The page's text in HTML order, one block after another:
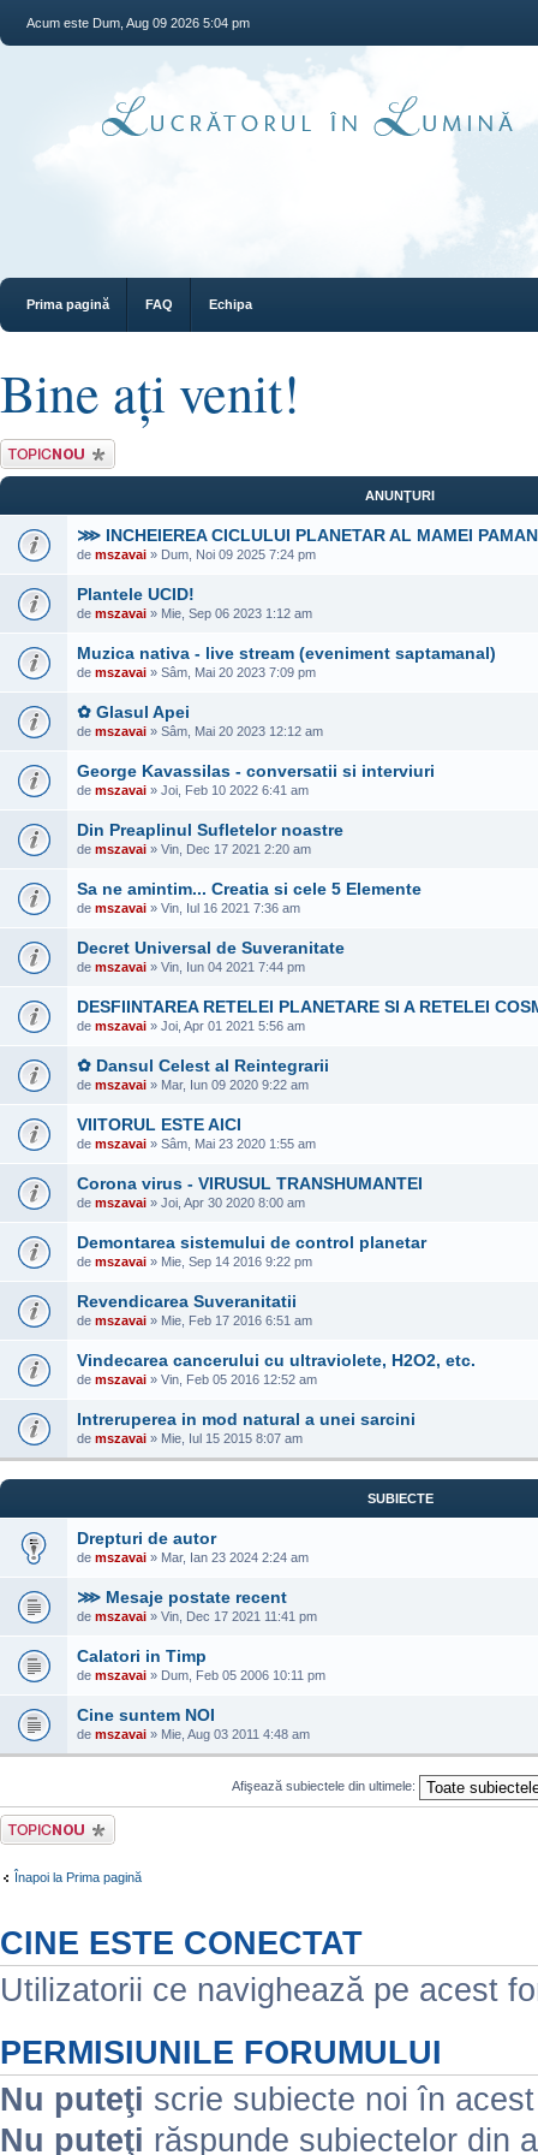
Acum este Dum, Aug 09 2026 5:04 pm
Prima pagină FAQ Echipa
Bine ați venit!
Scrie un subiect
nou
ANUNŢURI
⋙ INCHEIEREA CICLULUI PLANETAR AL MAMEI
de mszavai » Dum, Noi 09 2025 7:24 pm
Plantele UCID!
de mszavai » Mie, Sep 06 2023 1:12 am
Muzica nativa - live stream (eveniment saptamanal)
de mszavai » Sâm, Mai 20 2023 7:09 pm
✿ Glasul Apei
de mszavai » Sâm, Mai 20 2023 12:12 am
George Kavassilas - conversatii si interviuri
de mszavai » Joi, Feb 10 2022 6:41 am
Din Preaplinul Sufletelor noastre
de mszavai » Vin, Dec 17 2021 2:20 am
Sa ne amintim... Creatia si cele 5 Elemente
de mszavai » Vin, Iul 16 2021 7:36 am
Decret Universal de Suveranitate
de mszavai » Vin, Iun 04 2021 7:44 pm
DESFIINTAREA RETELEI PLANETARE SI A RETELEI
de mszavai » Joi, Apr 01 2021 5:56 am
✿ Dansul Celest al Reintegrarii
de mszavai » Mar, Iun 09 2020 9:22 am
VIITORUL ESTE AICI
de mszavai » Sâm, Mai 23 2020 1:55 am
Corona virus - VIRUSUL TRANSHUMANTEI
de mszavai » Joi, Apr 30 2020 8:00 am
Demontarea sistemului de control planetar
de mszavai » Mie, Sep 14 2016 9:22 pm
Revendicarea Suveranitatii
de mszavai » Mie, Feb 17 2016 6:51 am
Vindecarea cancerului cu ultraviolete, H2O2, etc.
de mszavai » Vin, Feb 05 2016 12:52 am
Intreruperea in mod natural a unei sarcini
de mszavai » Mie, Iul 15 2015 8:07 am
SUBIECTE
Drepturi de autor
de mszavai » Mar, Ian 23 2024 2:24 am
⋙ Mesaje postate recent
de mszavai » Vin, Dec 17 2021 11:41 pm
Calatori in Timp
de mszavai » Dum, Feb 05 2006 10:11 pm
Cine suntem NOI
de mszavai » Mie, Aug 03 2011 4:48 am
Afişează subiectele din ultimele:
Scrie un subiect
nou
Înapoi la Prima pagină
CINE ESTE CONECTAT
Utilizatorii ce navighează pe acest
PERMISIUNILE FORUMULUI
Nu puteţi scrie subiecte noi în
Nu puteţi răspunde subiectelor din